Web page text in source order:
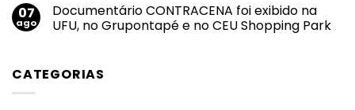
em
2026
durante
com
Juliane
Carvalho
Grécia
em
Uberlândia
está
do
Sudeste
07
ago
Documentário CONTRACENA foi exibido na
UFU, no Grupontapé e no CEU Shopping Park
Documentário
CONTRACENA
CATEGORIAS